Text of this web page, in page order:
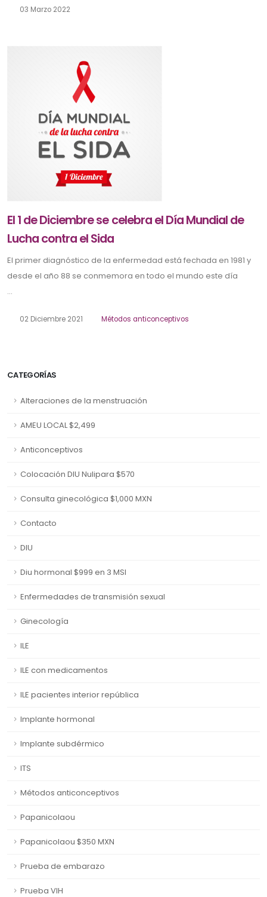
CATEGORÍAS
Alteraciones de la menstruación
AMEU LOCAL $2,499
Anticonceptivos
Colocación DIU Nulipara $570
Consulta ginecológica $1,000 MXN
Contacto
DIU
Diu hormonal $999 en 3 MSI
Enfermedades de transmisión sexual
Ginecología
ILE
ILE con medicamentos
ILE pacientes interior república
Implante hormonal
Implante subdérmico
ITS
Métodos anticonceptivos
Papanicolaou
Papanicolaou $350 MXN
Prueba de embarazo
Prueba VIH
03 Marzo 2022
El 1 de Diciembre se celebra el Día Mundial de
Lucha contra el Sida
El primer diagnóstico de la enfermedad está fechada en 1981 y
desde el año 88 se conmemora en todo el mundo este día
...
02 Diciembre 2021 Métodos anticonceptivos